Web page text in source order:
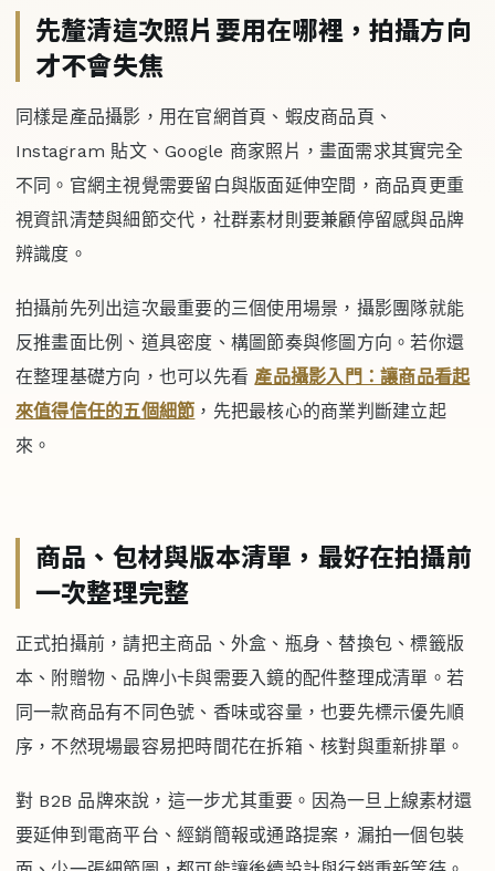
先釐清這次照片要用在哪裡，拍攝方向
才不會失焦
同樣是產品攝影，用在官網首頁、蝦皮商品頁、
Instagram 貼文、Google 商家照片，畫面需求其實完全
不同。官網主視覺需要留白與版面延伸空間，商品頁更重
視資訊清楚與細節交代，社群素材則要兼顧停留感與品牌
辨識度。
拍攝前先列出這次最重要的三個使用場景，攝影團隊就能
反推畫面比例、道具密度、構圖節奏與修圖方向。若你還
在整理基礎方向，也可以先看 產品攝影入門：讓商品看起
來值得信任的五個細節 ，先把最核心的商業判斷建立起
來。
商品、包材與版本清單，最好在拍攝前
一次整理完整
正式拍攝前，請把主商品、外盒、瓶身、替換包、標籤版
本、附贈物、品牌小卡與需要入鏡的配件整理成清單。若
同一款商品有不同色號、香味或容量，也要先標示優先順
序，不然現場最容易把時間花在拆箱、核對與重新排單。
對 B2B 品牌來說，這一步尤其重要。因為一旦上線素材還
要延伸到電商平台、經銷簡報或通路提案，漏拍一個包裝